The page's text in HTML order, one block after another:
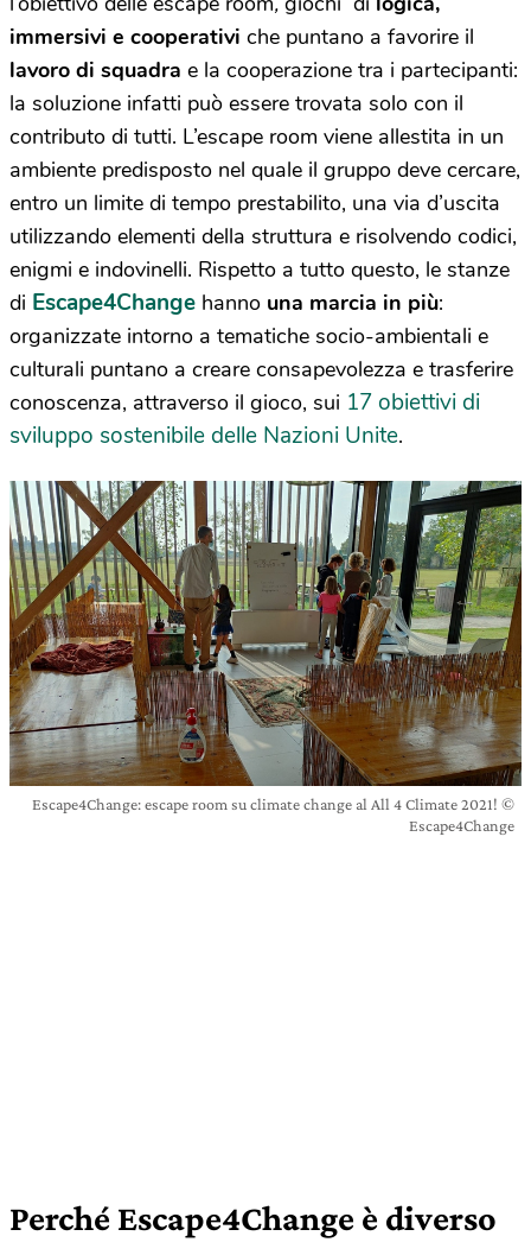
immersivi e cooperativi che puntano a favorire il
lavoro di squadra e la cooperazione tra i partecipanti:
la soluzione infatti può essere trovata solo con il
contributo di tutti. L’escape room viene allestita in un
ambiente predisposto nel quale il gruppo deve cercare,
entro un limite di tempo prestabilito, una via d’uscita
utilizzando elementi della struttura e risolvendo codici,
enigmi e indovinelli. Rispetto a tutto questo, le stanze
di Escape4Change hanno una marcia in più:
organizzate intorno a tematiche socio-ambientali e
culturali puntano a creare consapevolezza e trasferire
conoscenza, attraverso il gioco, sui 17 obiettivi di
sviluppo sostenibile delle Nazioni Unite.
Escape4Change: escape room su climate change al All 4 Climate 2021! ©
Escape4Change
Perché Escape4Change è diverso